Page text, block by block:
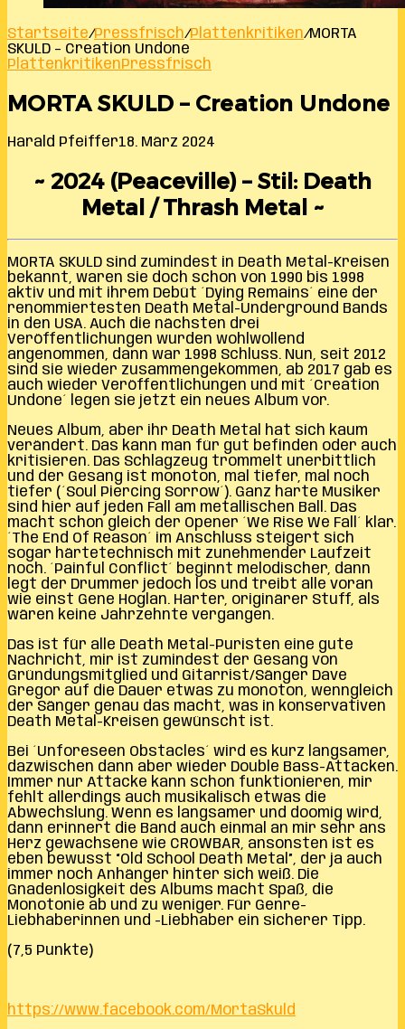
Startseite/Pressfrisch/Plattenkritiken/MORTA
SKULD – Creation Undone
PlattenkritikenPressfrisch
MORTA SKULD – Creation Undone
Harald Pfeiffer18. März 2024
~ 2024 (Peaceville) – Stil: Death
Metal / Thrash Metal ~
MORTA SKULD sind zumindest in Death Metal-Kreisen
bekannt, waren sie doch schon von 1990 bis 1998
aktiv und mit ihrem Debüt ´Dying Remains´ eine der
renommiertesten Death Metal-Underground Bands
in den USA. Auch die nächsten drei
Veröffentlichungen wurden wohlwollend
angenommen, dann war 1998 Schluss. Nun, seit 2012
sind sie wieder zusammengekommen, ab 2017 gab es
auch wieder Veröffentlichungen und mit ´Creation
Undone´ legen sie jetzt ein neues Album vor.
Neues Album, aber ihr Death Metal hat sich kaum
verändert. Das kann man für gut befinden oder auch
kritisieren. Das Schlagzeug trommelt unerbittlich
und der Gesang ist monoton, mal tiefer, mal noch
tiefer (´Soul Piercing Sorrow´). Ganz harte Musiker
sind hier auf jeden Fall am metallischen Ball. Das
macht schon gleich der Opener ´We Rise We Fall´ klar.
´The End Of Reason´ im Anschluss steigert sich
sogar härtetechnisch mit zunehmender Laufzeit
noch. ´Painful Conflict´ beginnt melodischer, dann
legt der Drummer jedoch los und treibt alle voran
wie einst Gene Hoglan. Harter, originärer Stuff, als
wären keine Jahrzehnte vergangen.
Das ist für alle Death Metal-Puristen eine gute
Nachricht, mir ist zumindest der Gesang von
Gründungsmitglied und Gitarrist/Sänger Dave
Gregor auf die Dauer etwas zu monoton, wenngleich
der Sänger genau das macht, was in konservativen
Death Metal-Kreisen gewünscht ist.
Bei ´Unforeseen Obstacles´ wird es kurz langsamer,
dazwischen dann aber wieder Double Bass-Attacken.
Immer nur Attacke kann schon funktionieren, mir
fehlt allerdings auch musikalisch etwas die
Abwechslung. Wenn es langsamer und doomig wird,
dann erinnert die Band auch einmal an mir sehr ans
Herz gewachsene wie CROWBAR, ansonsten ist es
eben bewusst “Old School Death Metal”, der ja auch
immer noch Anhänger hinter sich weiß. Die
Gnadenlosigkeit des Albums macht Spaß, die
Monotonie ab und zu weniger. Für Genre-
Liebhaberinnen und -Liebhaber ein sicherer Tipp.
(7,5 Punkte)
https://www.facebook.com/MortaSkuld